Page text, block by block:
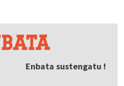
Enbata sustengatu !